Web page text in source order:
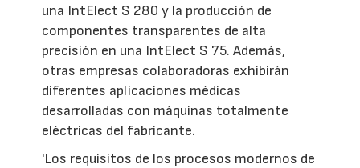
una IntElect S 280 y la producción de
componentes transparentes de alta
precisión en una IntElect S 75. Además,
otras empresas colaboradoras exhibirán
diferentes aplicaciones médicas
desarrolladas con máquinas totalmente
eléctricas del fabricante.
'Los requisitos de los procesos modernos de